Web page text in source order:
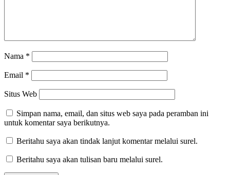
Nama *
Email *
Situs Web
Simpan nama, email, dan situs web saya pada peramban ini
untuk komentar saya berikutnya.
Beritahu saya akan tindak lanjut komentar melalui surel.
Beritahu saya akan tulisan baru melalui surel.